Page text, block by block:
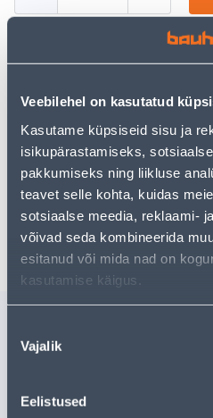
Veebilehel on kasutatud
Kasutame küpsiseid sisu ja
isikupärastamiseks,
pakkumiseks ning liikluse
teavet selle kohta, kuidas
sotsiaalse meedia, reklaami-
võivad seda kombineerida
esitanud või mida nad on
kasutamise käigus.
valik
Vajalik
Eelistused
Eeldatav kojuvedu 3,69 € al.
Tarne pakiautomaati al. 2,29
Poest kätte, alates 08.08.2026